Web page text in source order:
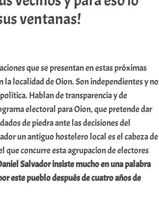
ventanas!
que se presentan en estas próximas
la localidad de Oion. Son independientes y no
Hablan de transparencia y de
electoral para Oion, que pretende dar
de piedra ante las decisiones del
un antiguo hostelero local es el cabeza de
que concurre esta agrupacion de electores
Salvador insiste mucho en una palabra
este pueblo después de cuatro años de